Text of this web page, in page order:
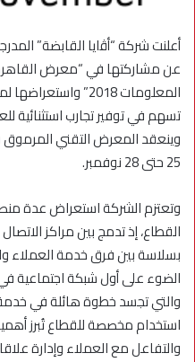
عن مشاركتها في “معرض القاهرة
المعلومات 2018”
تسهم في توفير تجارب
وينعقد المعرض التقني
25 حتى 28 نوفمبر.
وتعتزم الشركة استعراض عدة
القطاع، إذ تدمج بين مراكز
بسلاسة بين فرق خدمة العملاء
الضوء على أول شبكة اجتماعية
والتي تجسد خطوة هائلة في خدمة
استخدام مخصصة للقطاع تُبرز
والتفاعل مع العملاء وإدارة